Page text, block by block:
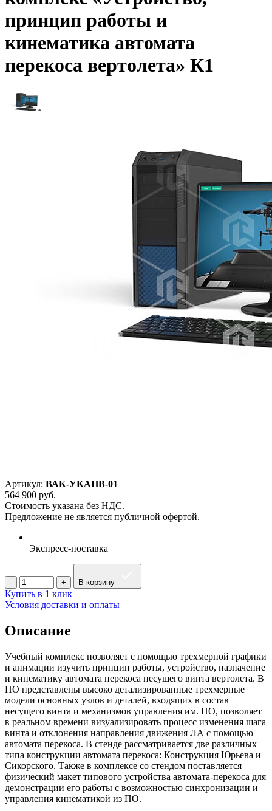
принцип работы и
кинематика автомата
перекоса вертолета» К1
Артикул: ВАК-УКАПВ-01
564 900 руб.
Стоимость указана без НДС.
Предложение не является публичной офертой.
Экспресс-поставка
В корзину
Купить в 1 клик
Условия доставки и оплаты
Описание
Учебный комплекс позволяет с помощью трехмерной графики
и анимации изучить принцип работы, устройство, назначение
и кинематику автомата перекоса несущего винта вертолета. В
ПО представлены высоко детализированные трехмерные
модели основных узлов и деталей, входящих в состав
несущего винта и механизмов управления им. ПО, позволяет
в реальном времени визуализировать процесс изменения шага
винта и отклонения направления движения ЛА с помощью
автомата перекоса. В стенде рассматривается две различных
типа конструкции автомата перекоса: Конструкция Юрьева и
Сикорского. Также в комплексе со стендом поставляется
физический макет типового устройства автомата-перекоса для
демонстрации его работы с возможностью синхронизации и
управления кинематикой из ПО.